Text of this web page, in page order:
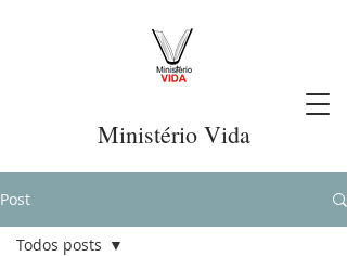
Ministério Vida
Post
Todos posts